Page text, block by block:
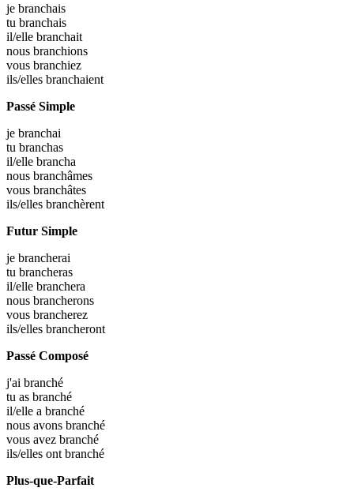
je branchais
tu branchais
il/elle branchait
nous branchions
vous branchiez
ils/elles branchaient
Passé Simple
je branchai
tu branchas
il/elle brancha
nous branchâmes
vous branchâtes
ils/elles branchèrent
Futur Simple
je brancherai
tu brancheras
il/elle branchera
nous brancherons
vous brancherez
ils/elles brancheront
Passé Composé
j'ai branché
tu as branché
il/elle a branché
nous avons branché
vous avez branché
ils/elles ont branché
Plus-que-Parfait